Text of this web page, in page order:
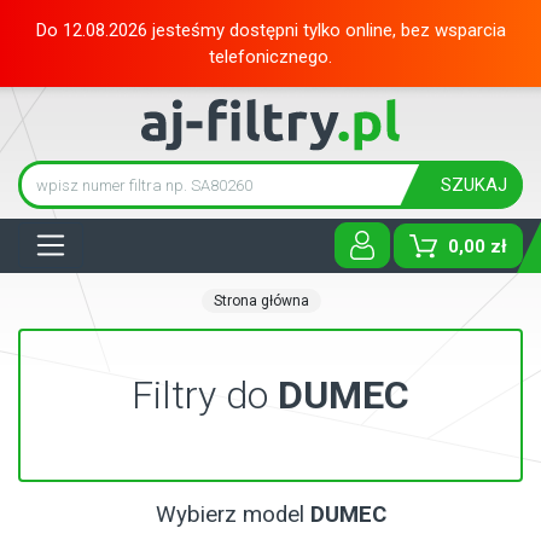
Do 12.08.2026 jesteśmy dostępni tylko online, bez wsparcia
telefonicznego.
SZUKAJ
0,00 zł
Strona główna
Filtry do DUMEC
Wybierz model DUMEC